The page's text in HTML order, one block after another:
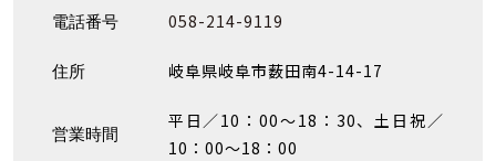
電話番号 058-214-9119
住所 岐阜県岐阜市薮田南4-14-17
営業時間
平日／10：00～18：30、土日祝／
10：00～18：00